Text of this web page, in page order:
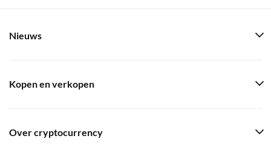
Nieuws
Kopen en verkopen
Over cryptocurrency